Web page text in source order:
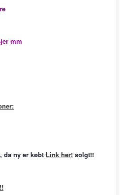
mm
ny er købtLink her! solgt!!